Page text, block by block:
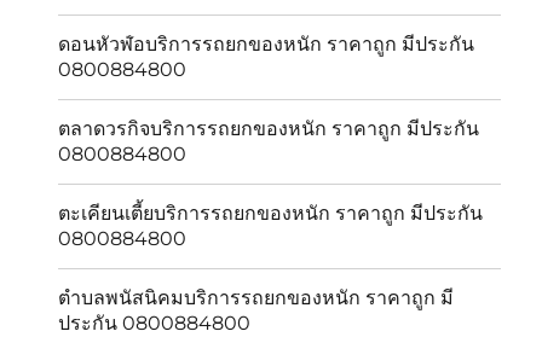
ดอนหัวฬ่อบริการรถยกของหนัก ราคาถูก มีประกัน
0800884800
ตลาดวรกิจบริการรถยกของหนัก ราคาถูก มีประกัน
0800884800
ตะเคียนเตี้ยบริการรถยกของหนัก ราคาถูก มีประกัน
0800884800
ตำบลพนัสนิคมบริการรถยกของหนัก ราคาถูก มี
ประกัน 0800884800